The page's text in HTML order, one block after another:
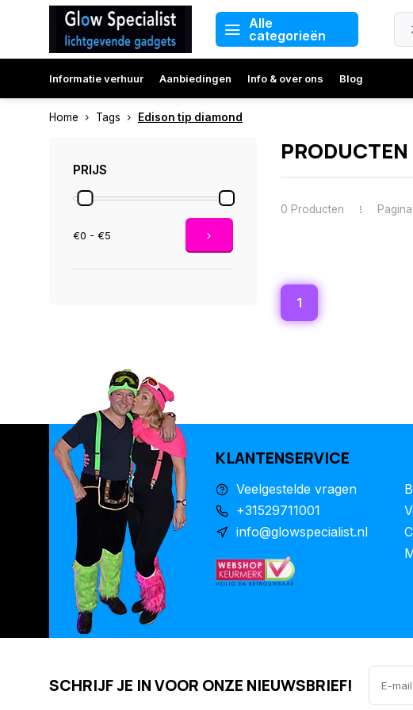
Alle
categorieën
Informatie verhuur Aanbiedingen Info & over ons Blog
Home Tags Edison tip diamond
PRIJS
€0 - €5
0 Producten
1
KLANTENSERVICE
Veelgestelde vragen
+31529711001
info@glowspecialist.nl
SCHRIJF JE IN VOOR ONZE NIEUWSBRIEF!